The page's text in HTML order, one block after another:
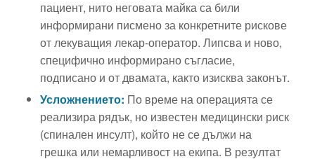
пациент, нито неговата майка са били
информирани писмено за конкретните рискове
от лекуващия лекар-оператор. Липсва и ново,
специфично информирано съгласие,
подписано и от двамата, както изисква законът.
Усложнението: По време на операцията се
реализира рядък, но известен медицински риск
(спинален инсулт), който не се дължи на
грешка или немарливост на екипа. В резултат